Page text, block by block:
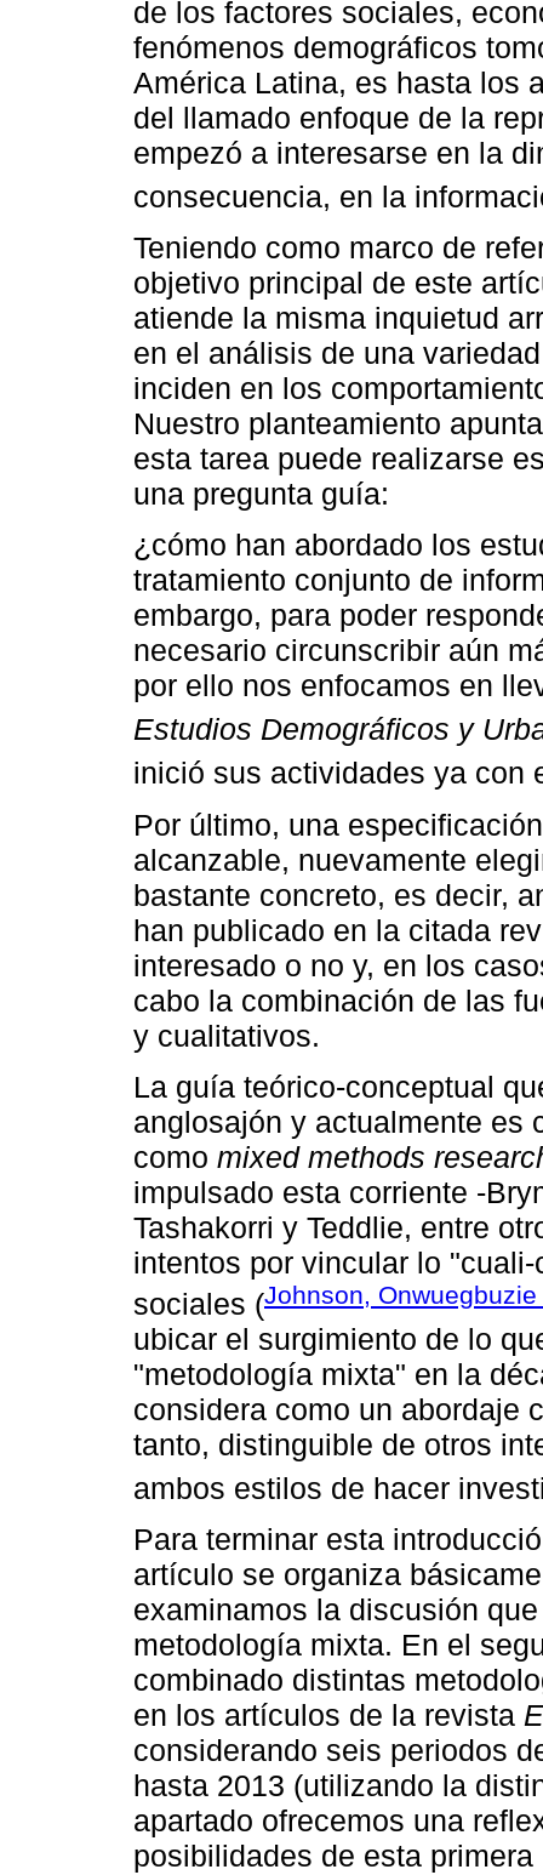
de los factores sociales,
fenómenos demográficos
América Latina, es hasta los
del llamado enfoque de la
empezó a interesarse en la
consecuencia, en la
Teniendo como marco de
objetivo principal de este
atiende la misma inquietud
en el análisis de una
inciden en los
Nuestro planteamiento
esta tarea puede realizarse
una pregunta guía:
¿cómo han abordado los
tratamiento conjunto de
embargo, para poder
necesario circunscribir aún
por ello nos enfocamos en
Estudios Demográficos y
inició sus actividades ya con
Por último, una
alcanzable, nuevamente
bastante concreto, es decir,
han publicado en la citada
interesado o no y, en los
cabo la combinación de las
y cualitativos.
La guía teórico-conceptual
anglosajón y actualmente es
como mixed methods
impulsado esta corriente -
Tashakorri y Teddlie, entre
intentos por vincular lo
sociales (Johnson,
ubicar el surgimiento de lo
"metodología mixta" en la
considera como un abordaje
tanto, distinguible de otros
ambos estilos de hacer
Para terminar esta
artículo se organiza
examinamos la discusión
metodología mixta. En el
combinado distintas
en los artículos de la revista
considerando seis periodos
hasta 2013 (utilizando la
apartado ofrecemos una
posibilidades de esta